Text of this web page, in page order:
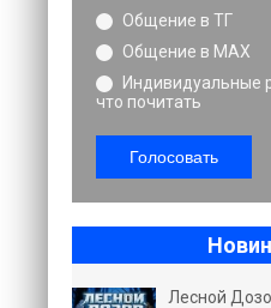
Общение в ТГ
Общение в MAX
Индивидуальные
что почитать
Голосовать
Лесной